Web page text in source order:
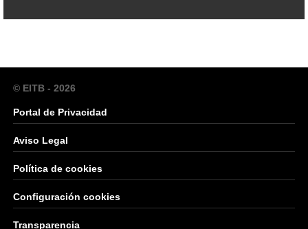
© EITB - 2026
Portal de Privacidad
Aviso Legal
Política de cookies
Configuración cookies
Transparencia